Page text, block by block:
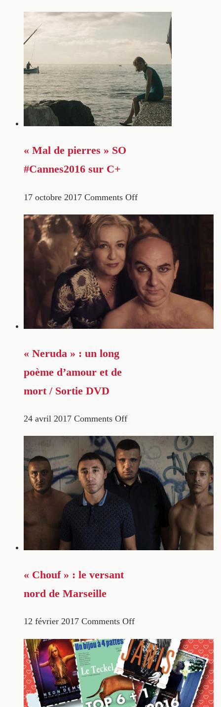
« Mal de pierres » SO
#Cannes2016 sur C+
17 octobre 2017 Comments Off
« Neruda » : un long
poème d’amour et de
mort / Sortie DVD
24 avril 2017 Comments Off
« Chouf » : le versant
nord de Marseille
12 février 2017 Comments Off